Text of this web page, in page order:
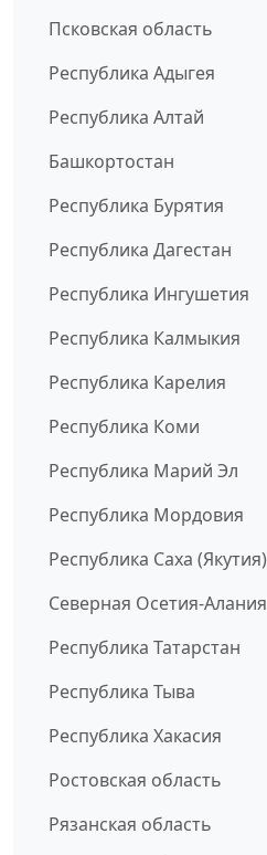
Псковская область
Республика Адыгея
Республика Алтай
Башкортостан
Республика Бурятия
Республика Дагестан
Республика Ингушетия
Республика Калмыкия
Республика Карелия
Республика Коми
Республика Марий Эл
Республика Мордовия
Республика Саха (Якутия)
Северная Осетия-Алания
Республика Татарстан
Республика Тыва
Республика Хакасия
Ростовская область
Рязанская область